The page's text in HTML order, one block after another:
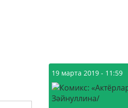
19 марта 2019 - 11:59